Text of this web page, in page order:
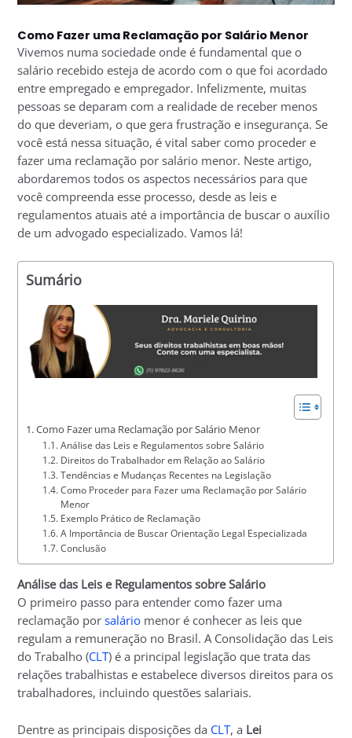
Como Fazer uma Reclamação por Salário Menor
Vivemos numa sociedade onde é fundamental que o
salário recebido esteja de acordo com o que foi acordado
entre empregado e empregador. Infelizmente, muitas
pessoas se deparam com a realidade de receber menos
do que deveriam, o que gera frustração e insegurança. Se
você está nessa situação, é vital saber como proceder e
fazer uma reclamação por salário menor. Neste artigo,
abordaremos todos os aspectos necessários para que
você compreenda esse processo, desde as leis e
regulamentos atuais até a importância de buscar o auxílio
de um advogado especializado. Vamos lá!
Sumário
Como Fazer uma Reclamação por Salário Menor
Análise das Leis e Regulamentos sobre Salário
Direitos do Trabalhador em Relação ao Salário
Tendências e Mudanças Recentes na Legislação
Como Proceder para Fazer uma Reclamação por Salário
Menor
Exemplo Prático de Reclamação
A Importância de Buscar Orientação Legal Especializada
Conclusão
Análise das Leis e Regulamentos sobre Salário
O primeiro passo para entender como fazer uma
reclamação porsalário menor é conhecer as leis que
regulam a remuneração no Brasil. A Consolidação das Leis
do Trabalho (CLT) é a principal legislação que trata das
relações trabalhistas e estabelece diversos direitos para os
trabalhadores, incluindo questões salariais.
Dentre as principais disposições da CLT, a Lei